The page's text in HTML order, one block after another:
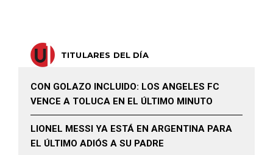
TITULARES DEL DÍA
CON GOLAZO INCLUIDO: LOS ANGELES FC
VENCE A TOLUCA EN EL ÚLTIMO MINUTO
LIONEL MESSI YA ESTÁ EN ARGENTINA PARA
EL ÚLTIMO ADIÓS A SU PADRE